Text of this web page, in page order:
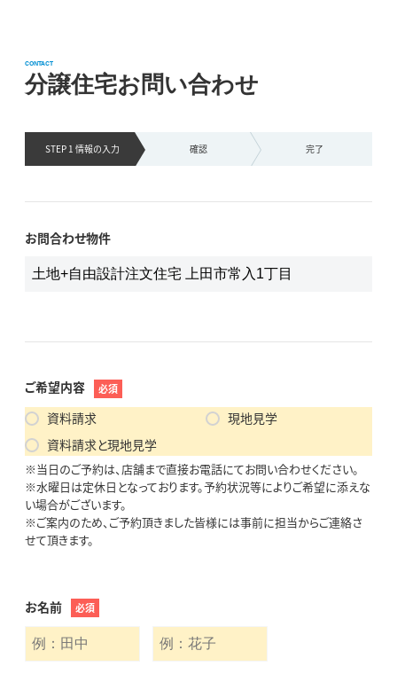
分譲住宅お問い合わせ
CONTACT
STEP 1 情報の入力 確認 完了
お問合わせ物件
ご希望内容 必須
資料請求
現地見学
資料請求と現地見学
※当日のご予約は、店舗まで直接お電話にてお問い合わせください。
※水曜日は定休日となっております。予約状況等によりご希望に添えな
い場合がございます。
※ご案内のため、ご予約頂きました皆様には事前に担当からご連絡さ
せて頂きます。
お名前 必須